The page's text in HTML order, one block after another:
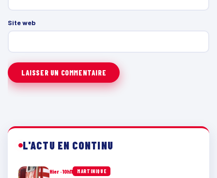
Site web
L'ACTU EN CONTINU
Hier · 10h11 MARTINIQUE